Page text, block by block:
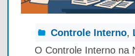
Controle Interno,
O Controle Interno na